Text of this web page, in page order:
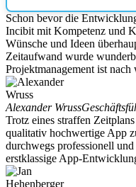
Schon bevor die
Incibit mit Kompetenz und
Wünsche und Ideen
Zeitaufwand wurde
Projektmanagement ist nach
Alexander Wruss
Trotz eines straffen
qualitativ hochwertige App
durchwegs professionell
erstklassige App-